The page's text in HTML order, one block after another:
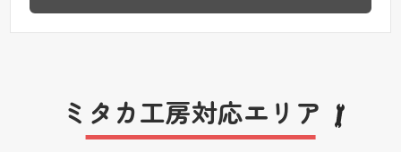
ミタカ工房対応エリア